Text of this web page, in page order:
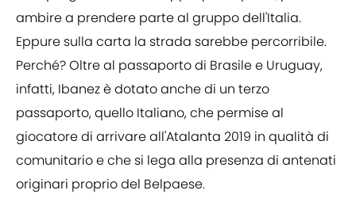
ambire a prendere parte al gruppo dell'Italia.
Eppure sulla carta la strada sarebbe percorribile.
Perché? Oltre al passaporto di Brasile e Uruguay,
infatti, Ibanez è dotato anche di un terzo
passaporto, quello Italiano, che permise al
giocatore di arrivare all'Atalanta 2019 in qualità di
comunitario e che si lega alla presenza di antenati
originari proprio del Belpaese.